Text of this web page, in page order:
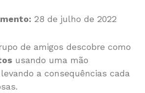
28 de julho de 2022
de amigos descobre como
usando uma mão
a consequências cada